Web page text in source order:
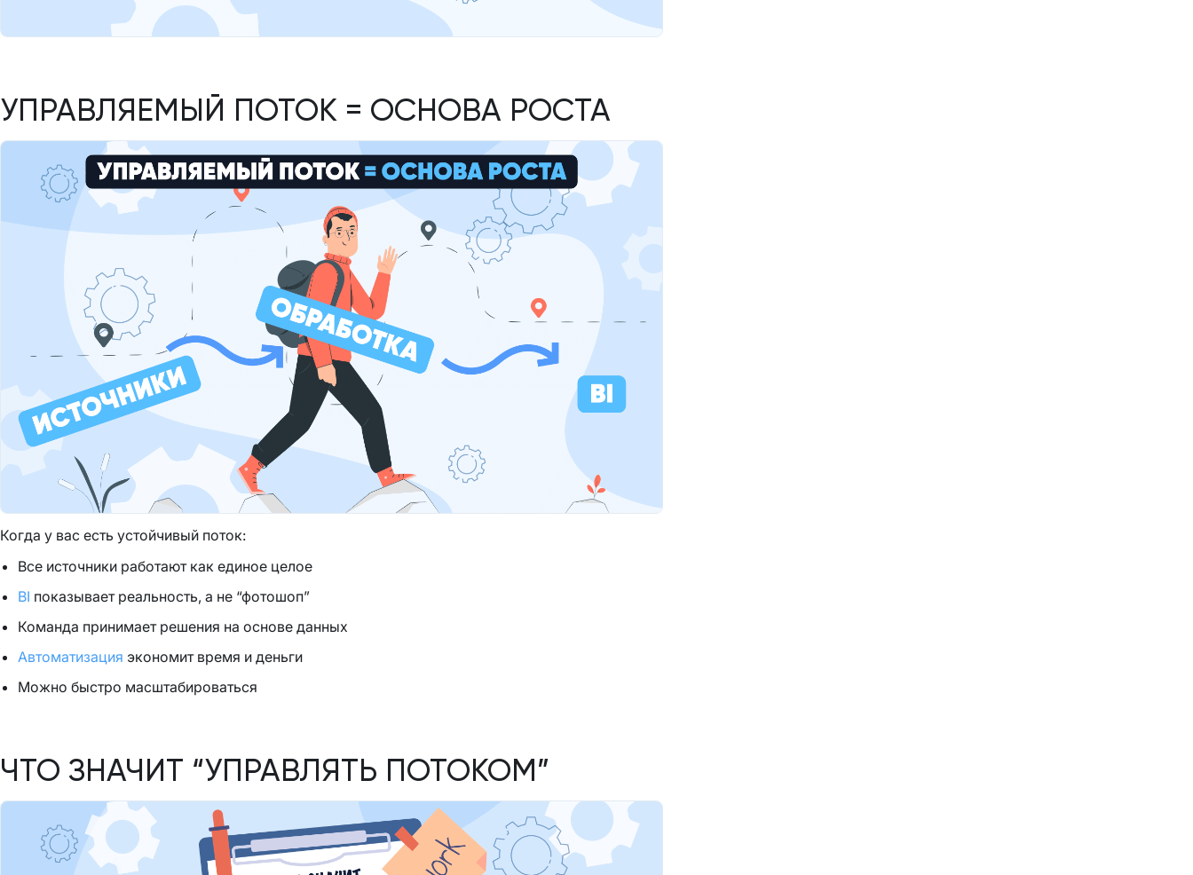
УПРАВЛЯЕМЫЙ ПОТОК = ОСНОВА РОСТА
Когда у вас есть устойчивый поток:
Все источники работают как единое целое
BI показывает реальность, а не “фотошоп”
Команда принимает решения на основе данных
Автоматизация экономит время и деньги
Можно быстро масштабироваться
ЧТО ЗНАЧИТ “УПРАВЛЯТЬ ПОТОКОМ”